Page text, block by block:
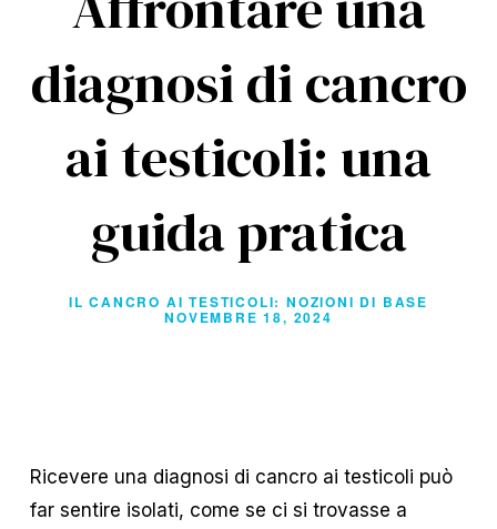
diagnosi di cancro
ai testicoli: una
guida pratica
IL CANCRO AI TESTICOLI: NOZIONI DI BASE
NOVEMBRE 18, 2024
Ricevere una diagnosi di cancro ai testicoli può
far sentire isolati, come se ci si trovasse a